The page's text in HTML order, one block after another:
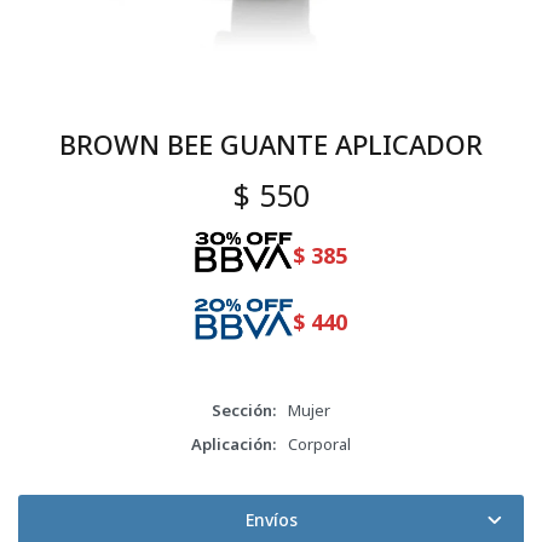
BROWN BEE GUANTE APLICADOR
$ 550
$ 385
$ 440
Sección
Mujer
Aplicación
Corporal
Envíos